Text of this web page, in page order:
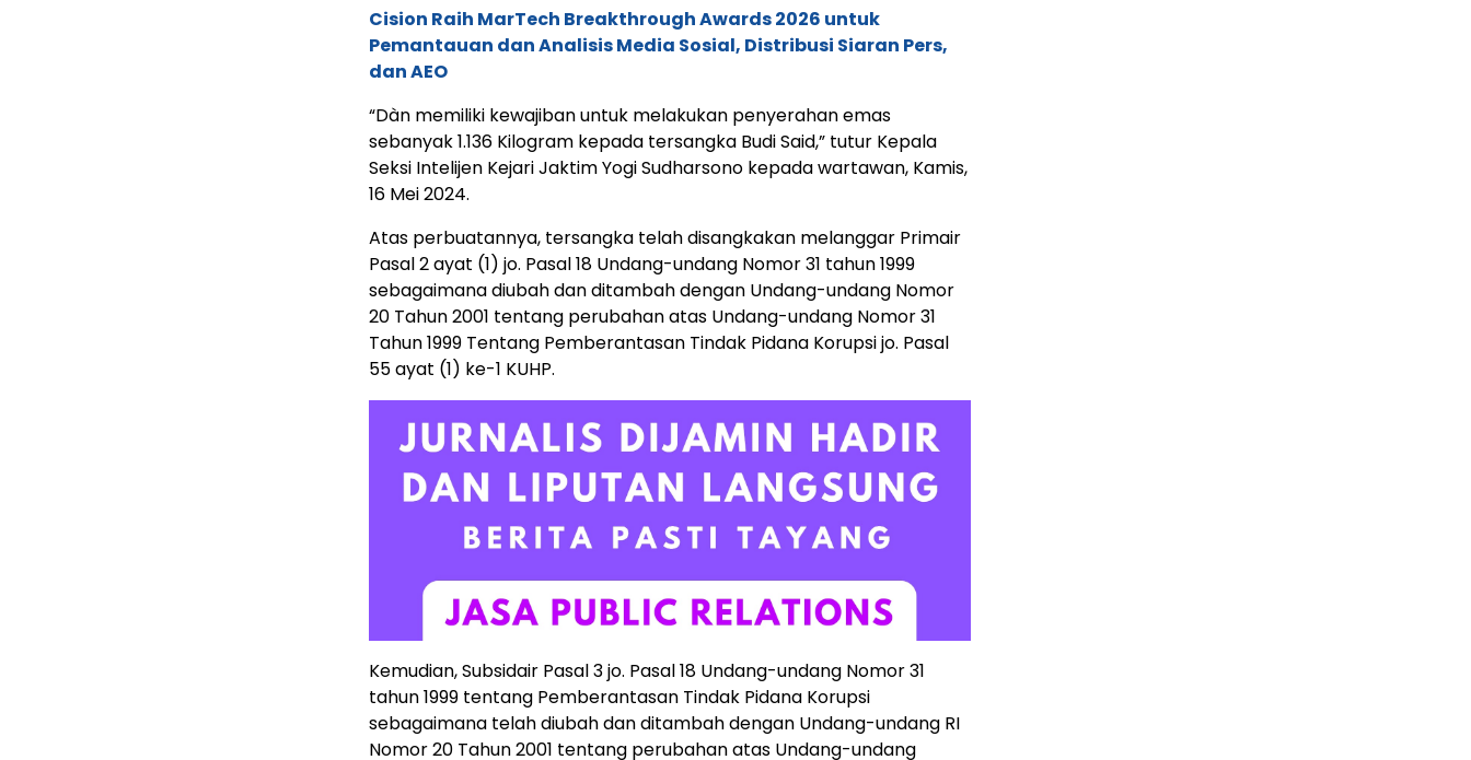
Cision Raih MarTech Breakthrough Awards 2026 untuk
Pemantauan dan Analisis Media Sosial, Distribusi Siaran Pers,
dan AEO
“Dàn memiliki kewajiban untuk melakukan penyerahan emas
sebanyak 1.136 Kilogram kepada tersangka Budi Said,” tutur Kepala
Seksi Intelijen Kejari Jaktim Yogi Sudharsono kepada wartawan, Kamis,
16 Mei 2024.
Atas perbuatannya, tersangka telah disangkakan melanggar Primair
Pasal 2 ayat (1) jo. Pasal 18 Undang-undang Nomor 31 tahun 1999
sebagaimana diubah dan ditambah dengan Undang-undang Nomor
20 Tahun 2001 tentang perubahan atas Undang-undang Nomor 31
Tahun 1999 Tentang Pemberantasan Tindak Pidana Korupsi jo. Pasal
55 ayat (1) ke-1 KUHP.
Kemudian, Subsidair Pasal 3 jo. Pasal 18 Undang-undang Nomor 31
tahun 1999 tentang Pemberantasan Tindak Pidana Korupsi
sebagaimana telah diubah dan ditambah dengan Undang-undang RI
Nomor 20 Tahun 2001 tentang perubahan atas Undang-undang